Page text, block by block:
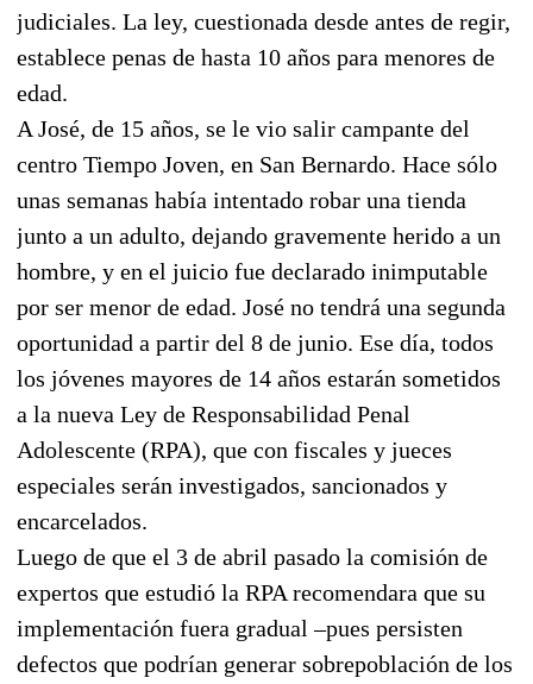
judiciales. La ley, cuestionada desde antes de regir,
establece penas de hasta 10 años para menores de
edad.
A José, de 15 años, se le vio salir campante del
centro Tiempo Joven, en San Bernardo. Hace sólo
unas semanas había intentado robar una tienda
junto a un adulto, dejando gravemente herido a un
hombre, y en el juicio fue declarado inimputable
por ser menor de edad. José no tendrá una segunda
oportunidad a partir del 8 de junio. Ese día, todos
los jóvenes mayores de 14 años estarán sometidos
a la nueva Ley de Responsabilidad Penal
Adolescente (RPA), que con fiscales y jueces
especiales serán investigados, sancionados y
encarcelados.
Luego de que el 3 de abril pasado la comisión de
expertos que estudió la RPA recomendara que su
implementación fuera gradual –pues persisten
defectos que podrían generar sobrepoblación de los